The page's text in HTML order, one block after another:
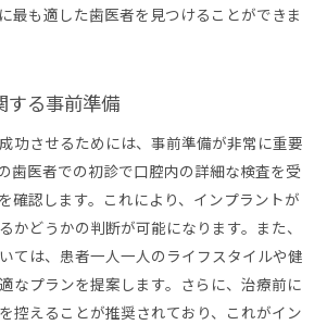
最も適した歯医者を見つけることができま
する事前準備
功させるためには、事前準備が非常に重要
歯医者での初診で口腔内の詳細な検査を受
確認します。これにより、インプラントが
かどうかの判断が可能になります。また、
ては、患者一人一人のライフスタイルや健
なプランを提案します。さらに、治療前に
控えることが推奨されており、これがイン